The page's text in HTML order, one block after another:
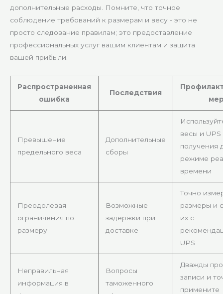
дополнительные расходы. Помните, что точное
соблюдение требований к размерам и весу - это не
просто следование правилам; это предоставление
профессиональных услуг вашим клиентам и защита
вашей прибыли.
Распространенная
ошибка
Последствия
Превышение
предельного веса
Дополнительные
сборы
весы и
получения
режиме
времени
Преодолевая
ограничения по
размеру
Возможные
задержки при
доставке
Точно
размеры и
их с
UPS
Неправильная
информация в
Вопросы
таможенного
Дважды
записи и
примените